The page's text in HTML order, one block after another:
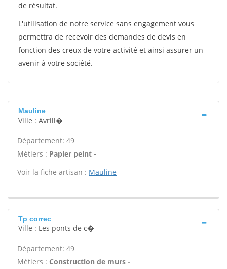
de résultat.
L'utilisation de notre service sans engagement vous
permettra de recevoir des demandes de devis en
fonction des creux de votre activité et ainsi assurer un
avenir à votre société.
Mauline
Ville : Avrill�
Département: 49
Métiers : Papier peint -
Voir la fiche artisan : Mauline
Tp correc
Ville : Les ponts de c�
Département: 49
Métiers : Construction de murs -